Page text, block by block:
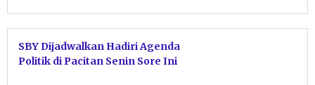
SBY Dijadwalkan Hadiri Agenda
Politik di Pacitan Senin Sore Ini